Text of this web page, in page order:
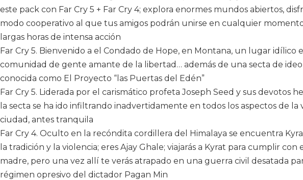
este pack con Far Cry 5 + Far Cry 4; explora enormes mundos abiertos,
modo cooperativo al que tus amigos podrán unirse en cualquier
largas horas de intensa acción
Far Cry 5. Bienvenido a el Condado de Hope, en Montana, un lugar idílico
comunidad de gente amante de la libertad… además de una secta de
conocida como El Proyecto “las Puertas del Edén”
Far Cry 5. Liderada por el carismático profeta Joseph Seed y sus devotos
la secta se ha ido infiltrando inadvertidamente en todos los aspectos de la
ciudad, antes tranquila
Far Cry 4. Oculto en la recóndita cordillera del Himalaya se encuentra
la tradición y la violencia; eres Ajay Ghale; viajarás a Kyrat para cumplir
madre, pero una vez allí te verás atrapado en una guerra civil desatada
régimen opresivo del dictador Pagan Min